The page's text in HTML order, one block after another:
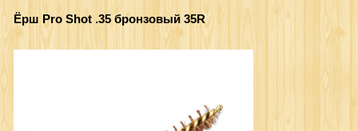
Ёрш Pro Shot .35 бронзовый 35R